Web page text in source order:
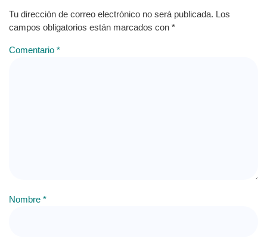
Tu dirección de correo electrónico no será publicada. Los
campos obligatorios están marcados con *
Comentario *
Nombre *